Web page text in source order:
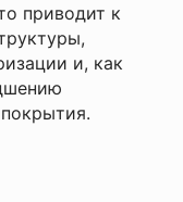
приводит к
и, как